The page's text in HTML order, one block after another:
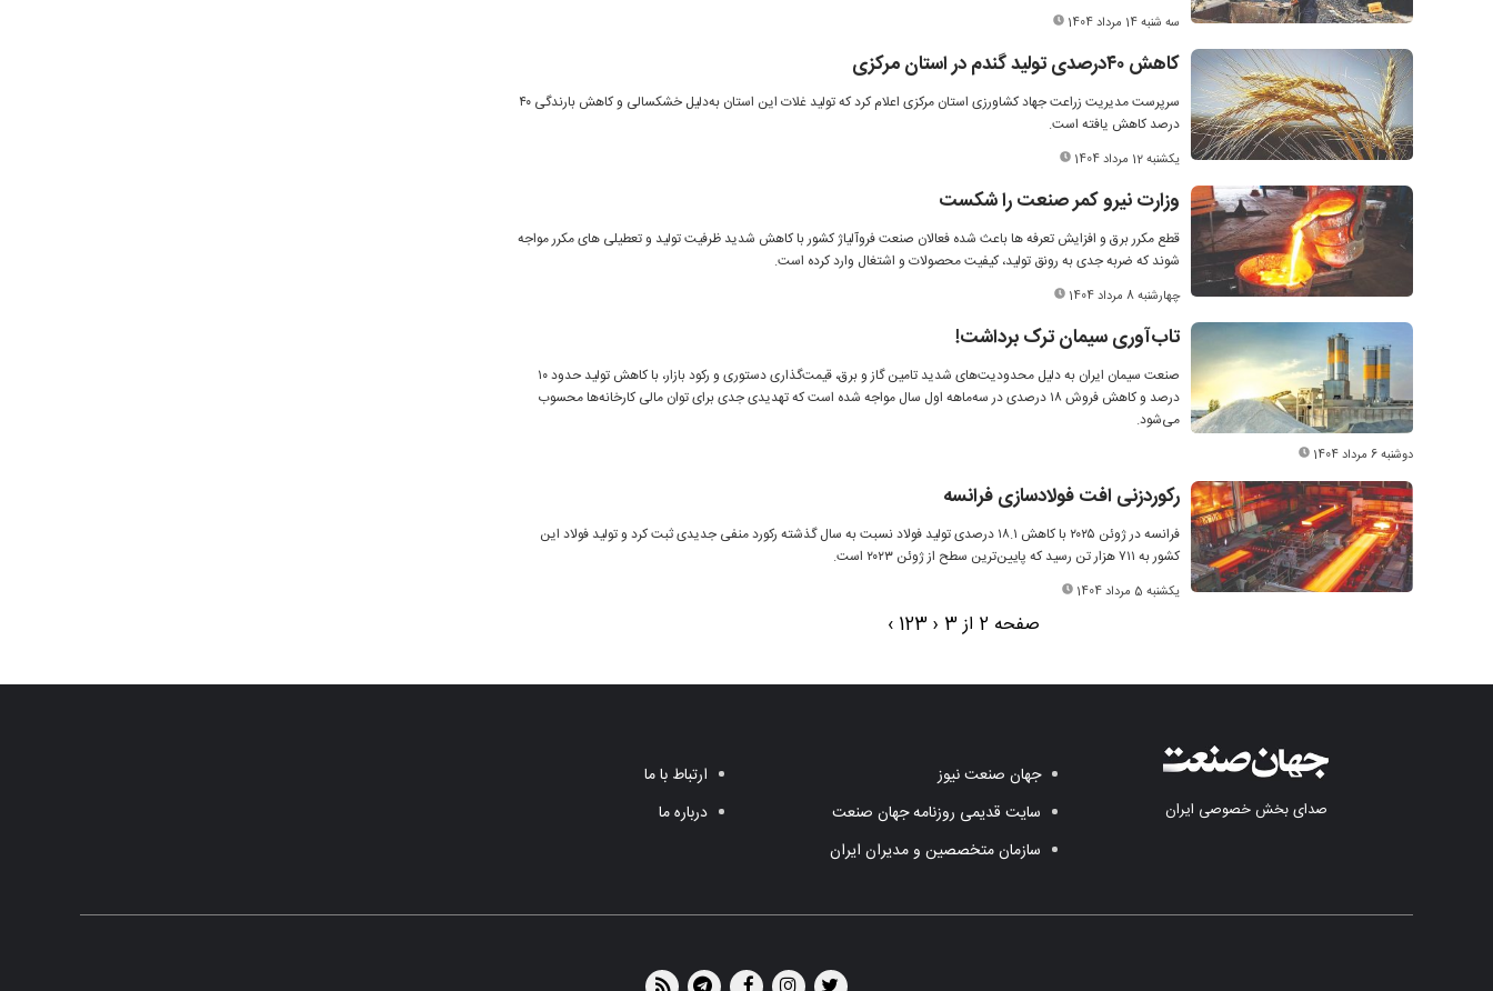
سه شنبه 14 مرداد 1404
کاهش ۴۰‌درصدی تولید گندم در استان مرکزی
سرپرست مدیریت زراعت جهاد کشاورزی استان مرکزی اعلام کرد که تولید غلات این استان به‌دلیل خشکسالی و کاهش بارندگی ۴۰
درصد کاهش یافته است.
یکشنبه 12 مرداد 1404
وزارت نیرو کمر صنعت را شکست
قطع مکرر برق و افزایش تعرفه ها باعث شده فعالان صنعت فروآلیاژ کشور با کاهش شدید ظرفیت تولید و تعطیلی های مکرر مواجه
شوند که ضربه جدی به رونق تولید، کیفیت محصولات و اشتغال وارد کرده است.
چهارشنبه 8 مرداد 1404
تاب‌آوری سیمان ترک برداشت!
صنعت سیمان ایران به دلیل محدودیت‌های شدید تامین گاز و برق، قیمت‌گذاری دستوری و رکود بازار، با کاهش تولید حدود ۱۰
درصد و کاهش فروش ۱۸ درصدی در سه‌ماهه اول سال مواجه شده است که تهدیدی جدی برای توان مالی کارخانه‌ها محسوب
می‌شود.
دوشنبه 6 مرداد 1404
رکوردزنی افت فولادسازی فرانسه
فرانسه در ژوئن ۲۰۲۵ با کاهش ۱۸.۱ درصدی تولید فولاد نسبت به سال گذشته رکورد منفی جدیدی ثبت کرد و تولید فولاد این
کشور به ۷۱۱ هزار تن رسید که پایین‌ترین سطح از ژوئن ۲۰۲۳ است.
یکشنبه 5 مرداد 1404
صفحه 2 از 3 ‹
123
›
صدای بخش خصوصی ایران
جهان صنعت نیوز
سایت قدیمی روزنامه جهان صنعت
سازمان متخصصین و مدیران ایران
ارتباط با ما
درباره ما